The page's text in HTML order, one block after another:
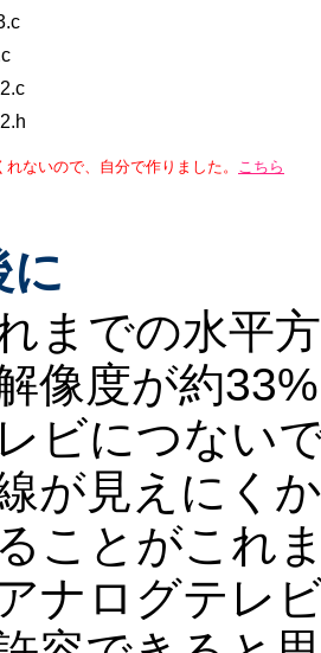
ないので、自分で作りました。 こちら
に
までの水平
像度が約
ビにつない
が見えにく
ことがこれ
ナログテレ